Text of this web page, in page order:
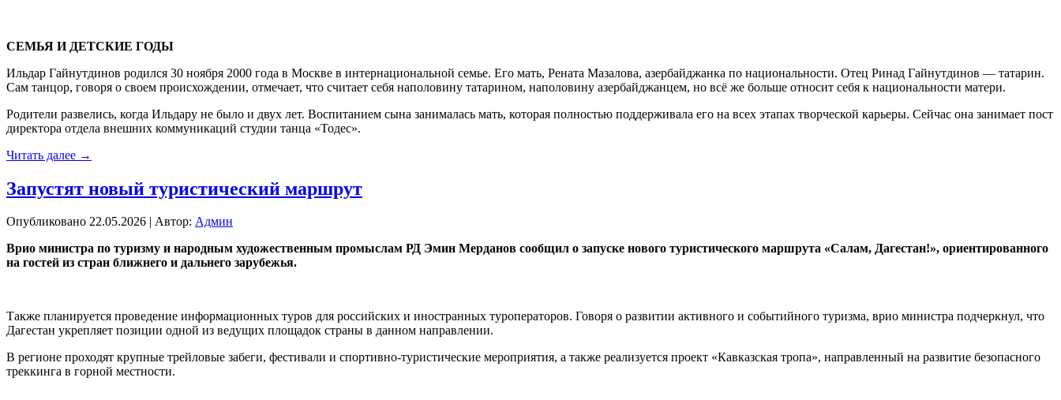
СЕМЬЯ И ДЕТСКИЕ ГОДЫ
Ильдар Гайнутдинов родился 30 ноября 2000 года в Москве в интернациональной семье. Его мать, Рената Мазалова, азербайджанка по национальности. Отец Ринад Гайнутдинов — татарин.
Сам танцор, говоря о своем происхождении, отмечает, что считает себя наполовину татарином, наполовину азербайджанцем, но всё же больше относит себя к национальности матери.
Родители развелись, когда Ильдару не было и двух лет. Воспитанием сына занималась мать, которая полностью поддерживала его на всех этапах творческой карьеры. Сейчас она занимает пост
директора отдела внешних коммуникаций студии танца «Тодес».
Читать далее →
Запустят новый туристический маршрут
Опубликовано 22.05.2026 | Автор: Админ
Врио министра по туризму и народным художественным промыслам РД Эмин Мерданов сообщил о запуске нового туристического маршрута «Салам, Дагестан!», ориентированного
на гостей из стран ближнего и дальнего зарубежья.
Также планируется проведение информационных туров для российских и иностранных туроператоров. Говоря о развитии активного и событийного туризма, врио министра подчеркнул, что
Дагестан укрепляет позиции одной из ведущих площадок страны в данном направлении.
В регионе проходят крупные трейловые забеги, фестивали и спортивно-туристические мероприятия, а также реализуется проект «Кавказская тропа», направленный на развитие безопасного
треккинга в горной местности.